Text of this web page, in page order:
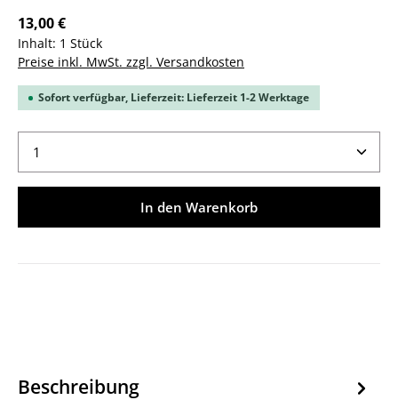
13,00 €
Inhalt: 1 Stück
Preise inkl. MwSt. zzgl. Versandkosten
Sofort verfügbar, Lieferzeit: Lieferzeit 1-2 Werktage
Produkt Anzahl: Gib den gewünschten Wert ein
In den Warenkorb
Beschreibung